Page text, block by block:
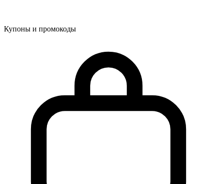
Купоны и промокоды